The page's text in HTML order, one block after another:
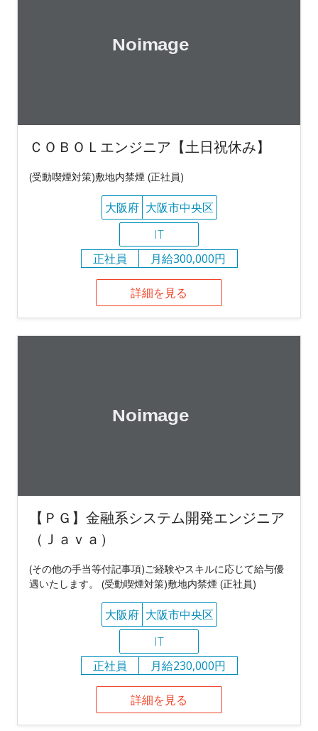
ＣＯＢＯＬエンジニア【土日祝休み】
(受動喫煙対策)敷地内禁煙 (正社員)
大阪府 大阪市中央区
IT
正社員
月給300,000円
詳細を見る
【ＰＧ】金融系システム開発エンジニア
（Ｊａｖａ）
(その他の手当等付記事項)ご経験やスキルに応じて給与優
遇いたします。 (受動喫煙対策)敷地内禁煙 (正社員)
大阪府 大阪市中央区
IT
正社員
月給230,000円
詳細を見る